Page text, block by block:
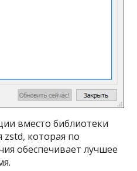
вместо библиотеки
zstd, которая по
обеспечивает лучшее